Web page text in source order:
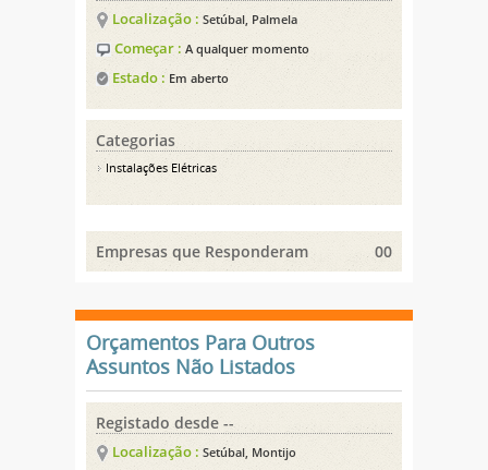
Localização : Setúbal, Palmela
Começar : A qualquer momento
Estado : Em aberto
Categorias
Instalações Elétricas
Empresas que Responderam 00
Orçamentos Para Outros
Assuntos Não Listados
Registado desde --
Localização : Setúbal, Montijo